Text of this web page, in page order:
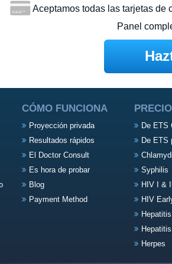
Aceptamos todas las tarjetas de
Panel
CÓMO FUNCIONA
Proyección privada
Resultados rápidos
El Doctor Consult
Es hora de probar
Blog
Payment Method
De ETS
De ETS
Syphilis
HIV I &
HIV
Herpes